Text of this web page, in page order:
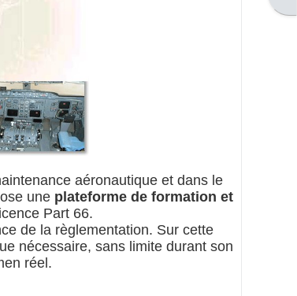
aéronautique et dans le
une plateforme de formation et
Part 66.
de la règlementation. Sur cette
nécessaire, sans limite durant son
réel.